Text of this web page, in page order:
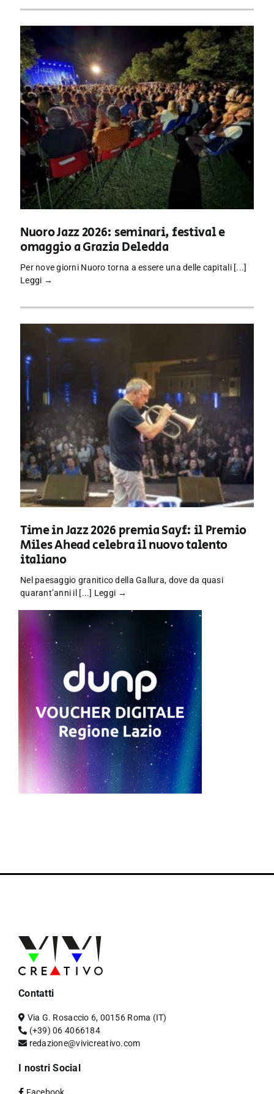
Nuoro Jazz 2026: seminari, festival e
omaggio a Grazia Deledda
Per nove giorni Nuoro torna a essere una delle capitali [...]
Leggi →
Time in Jazz 2026 premia Sayf: il Premio
Miles Ahead celebra il nuovo talento
italiano
Nel paesaggio granitico della Gallura, dove da quasi
quarant’anni il [...] Leggi →
Contatti
Via G. Rosaccio 6, 00156 Roma (IT)
(+39) 06 4066184
redazione@vivicreativo.com
I nostri Social
Facebook